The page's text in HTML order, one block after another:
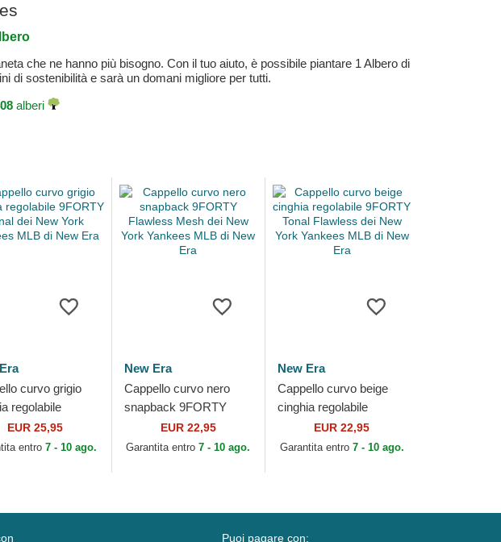
che ne hanno più bisogno. Con il tuo aiuto, è possibile piantare 1 Albero di
di sostenibilità e sarà un domani migliore per tutti.
alberi
curvo grigio
regolabile
Tonal dei New
MLB di
EUR 25,95
entro7 - 10 ago.
New Era
Cappello curvo nero
snapback 9FORTY
Flawless Mesh dei New
York Yankees MLB di
EUR 22,95
Garantita entro7 - 10 ago.
New Era
Cappello curvo beige
cinghia regolabile
9FORTY Tonal Flawless
dei New York Yankees
EUR 22,95
Garantita entro 7 - 10 ago.
Puoi pagare con: